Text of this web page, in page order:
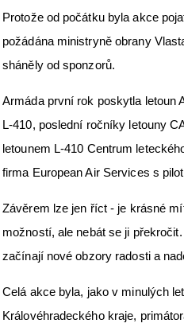
Protože od počátku byla akce
požádána ministryně obrany
sháněly od sponzorů.
Armáda první rok poskytla letoun
L-410, poslední ročníky letouny
letounem L-410 Centrum
firma European Air Services s
Závěrem lze jen říct - je krásné
možností, ale nebát se ji
začínají nové obzory radosti a
Celá akce byla, jako v minulých
Královéhradeckého kraje,